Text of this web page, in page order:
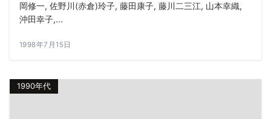
岡修一, 佐野川(赤倉)玲子, 藤田康子, 藤川二三江, 山本幸織,
沖田幸子,...
1998年7月15日
1990年代